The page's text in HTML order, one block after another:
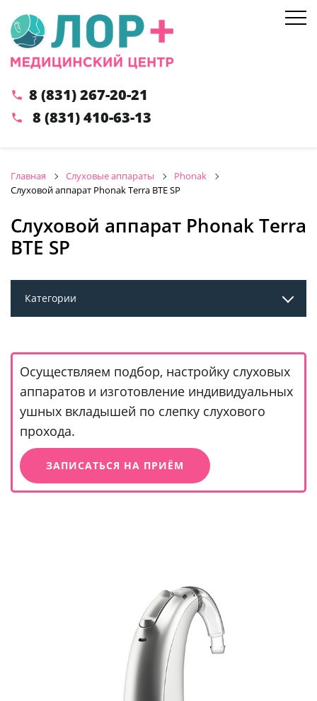
phone 8 (831) 267-20-21
phone 8 (831) 410-63-13
Главная Слуховые аппараты
Phonak
Слуховой аппарат Phonak Terra BTE SP
Слуховой аппарат Phonak Terra
BTE SP
Категории
Осуществляем подбор, настройку слуховых
аппаратов и изготовление индивидуальных
ушных вкладышей по слепку слухового
прохода.
ЗАПИСАТЬСЯ НА ПРИЁМ